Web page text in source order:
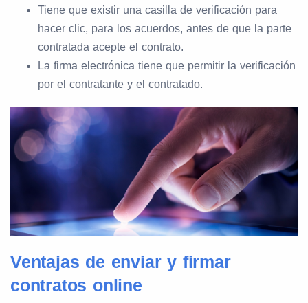
Tiene que existir una casilla de verificación para
hacer clic, para los acuerdos, antes de que la parte
contratada acepte el contrato.
La firma electrónica tiene que permitir la verificación
por el contratante y el contratado.
Ventajas de enviar y firmar
contratos online